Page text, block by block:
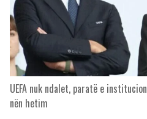
UEFA nuk ndalet, paratë e
nën hetim